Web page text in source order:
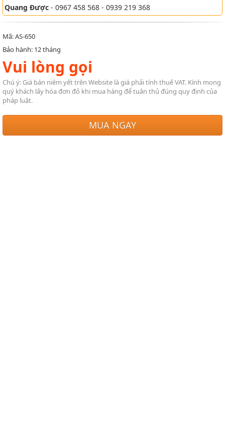
Quang Được - 0967 458 568 - 0939 219 368
Mã: AS-650
Bảo hành: 12 tháng
Vui lòng gọi
Chú ý: Giá bán niêm yết trên Website là giá phải tính thuế VAT. Kính mong
quý khách lấy hóa đơn đỏ khi mua hàng để tuân thủ đúng quy định của
pháp luật.
MUA NGAY